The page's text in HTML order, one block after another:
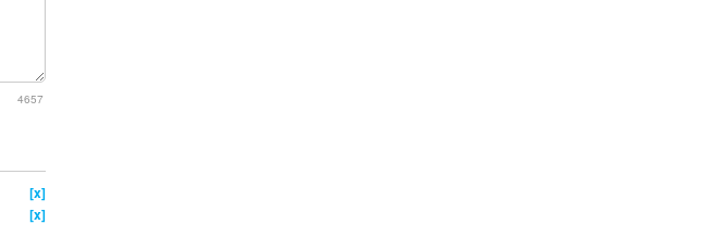
4657
[x]
[x]